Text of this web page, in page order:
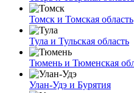
Томск и Томская область
Тула и Тульская область
Тюмень и Тюменская
Улан-Удэ и Бурятия